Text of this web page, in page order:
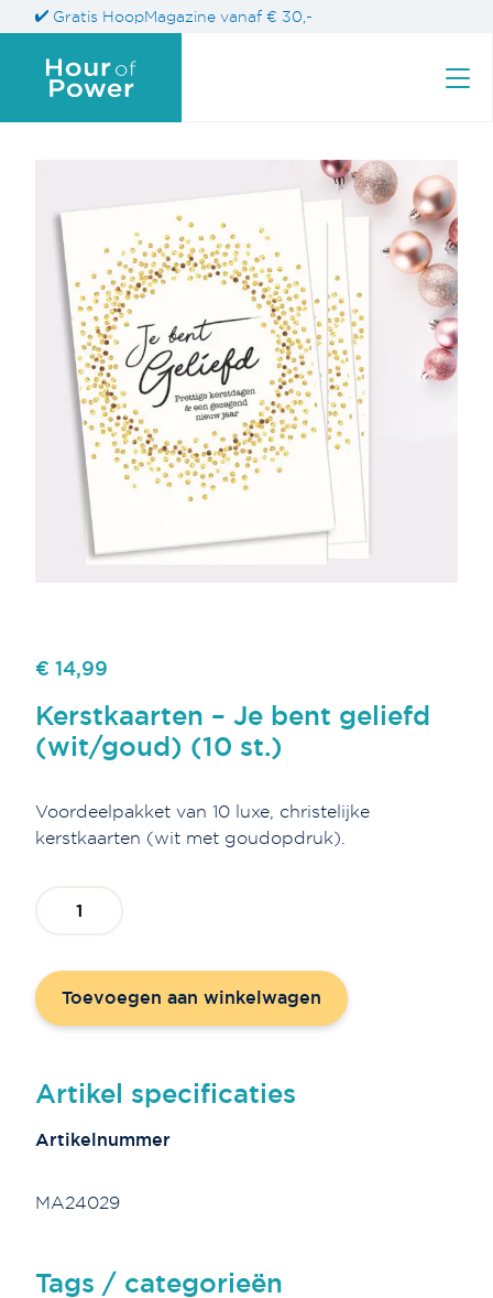
Gratis HoopMagazine vanaf € 30,-
€ 14,99
Kerstkaarten – Je bent geliefd
(wit/goud) (10 st.)
Voordeelpakket van 10 luxe, christelijke
kerstkaarten (wit met goudopdruk).
bent
geliefd
(wit/goud)
st.)
aantal
Toevoegen aan winkelwagen
Artikel specificaties
Artikelnummer
MA24029
Tags / categorieën